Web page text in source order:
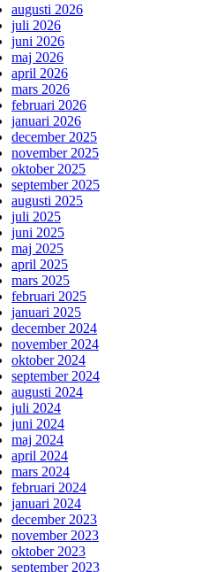
augusti 2026
juli 2026
juni 2026
maj 2026
april 2026
mars 2026
februari 2026
januari 2026
december 2025
november 2025
oktober 2025
september 2025
augusti 2025
juli 2025
juni 2025
maj 2025
april 2025
mars 2025
februari 2025
januari 2025
december 2024
november 2024
oktober 2024
september 2024
augusti 2024
juli 2024
juni 2024
maj 2024
april 2024
mars 2024
februari 2024
januari 2024
december 2023
november 2023
oktober 2023
september 2023